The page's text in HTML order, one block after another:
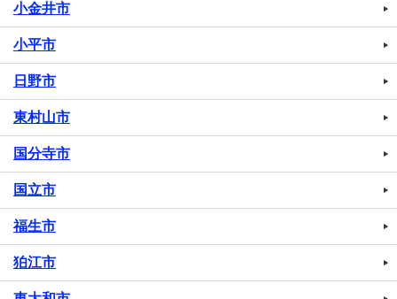
小金井市
小平市
日野市
東村山市
国分寺市
国立市
福生市
狛江市